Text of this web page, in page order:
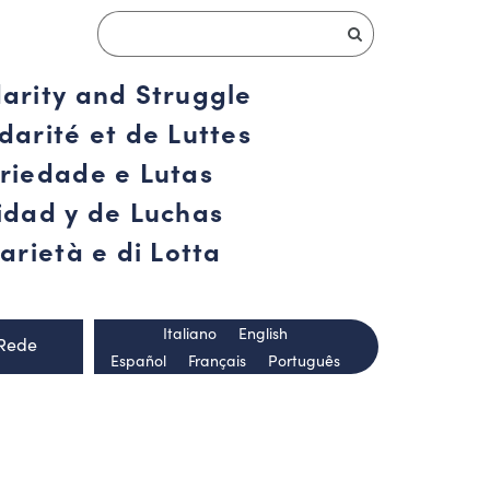
and Struggle
et de Luttes
e Lutas
y de Luchas
e di Lotta
Español Français Português
Italiano English